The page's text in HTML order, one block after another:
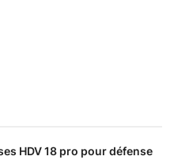
HDV 18 pro pour défense